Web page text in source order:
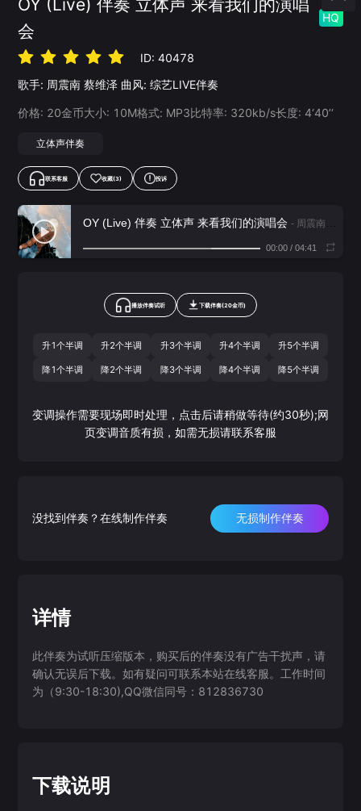
OY (Live) 伴奏 立体声 来看我们的演唱
会
HQ
ID:40478
歌手: 周震南 蔡维泽 曲风: 综艺LIVE伴奏
价格: 20金币大小: 10M格式: MP3比特率: 320kb/s长度: 4‘40’‘
立体声伴奏
联系客服 收藏(3) 投诉
OY (Live) 伴奏 立体声 来看我们的演唱会 - 周震南,蔡维泽
00:00/ 04:41
播放伴奏试听 下载伴奏(20金币)
升1个半调 升2个半调 升3个半调 升4个半调 升5个半调
降1个半调 降2个半调 降3个半调 降4个半调 降5个半调
变调操作需要现场即时处理，点击后请稍做等待(约30秒);网
页变调音质有损，如需无损请联系客服
没找到伴奏？在线制作伴奏 无损制作伴奏
详情
此伴奏为试听压缩版本，购买后的伴奏没有广告干扰声，请
确认无误后下载。如有疑问可联系本站在线客服。工作时间
为（9:30-18:30),QQ微信同号：812836730
下载说明